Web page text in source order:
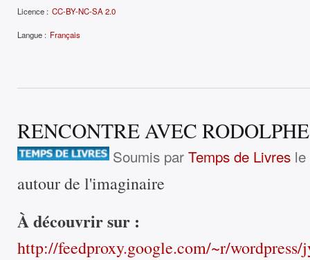
Licence : CC-BY-NC-SA 2.0
Langue : Français
RENCONTRE AVEC
Soumis parTemps de Livres
autour de l'imaginaire
À découvrir sur :
http://feedproxy.google.com/~r/